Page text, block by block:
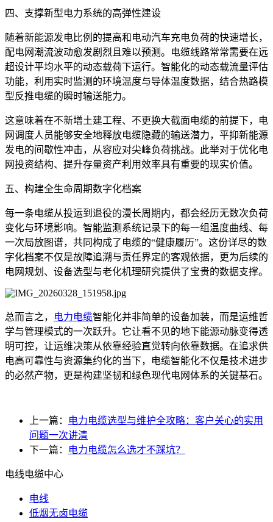
四、支撑新型电力系统的高弹性建设
随着新能源发电比例的提高和电动汽车充电负荷的快速增长，
配电网潮流波动愈发剧烈且难以预测。电缆线路常常需要在远
超设计平均水平的动态载荷下运行。智能化的动态载流量评估
功能，利用实时监测的环境温度与导体温度数据，结合热路模
型反推电缆的瞬时输送能力。
这意味着在不新增土建工程、不更换大截面电缆的前提下，电
网调度人员能够安全地释放电缆隐藏的输送潜力，平抑新能源
发电的间歇性冲击，从容应对尖峰负荷挑战。此举对于优化电
网投资结构、提升存量资产利用效率具有重要的现实价值。
五、构建全生命周期数字化档案
每一条电缆从投运到退役的漫长周期内，都会经历无数次负荷
变化与环境影响。智能监测系统记录下的每一组温度曲线、每
一次局放图谱，共同构成了电缆的“健康履历”。这份详尽的数
字化档案不仅是故障追溯与责任界定的客观依据，更为后续的
电网规划、设备选型与老化机理研究提供了宝贵的数据支撑。
总而言之， 电力电缆智能化并非简单的设备加装，而是运维哲
学与管理模式的一次跃升。它让看不见的地下能源动脉变得透
明可控，让运维决策从依靠经验直觉转向依靠数据。在追求供
电高可靠性与资源集约化的当下，电缆智能化不仅是技术进步
的必然产物，更是构建坚韧和绿色现代电网体系的关键基石。
上一篇：
电力电缆选型与维护全攻略：客户关心的实用
问题一次讲清
下一篇：
电力电缆怎么选才不踩坑？
电线电缆中心
电线
低烟无卤电缆